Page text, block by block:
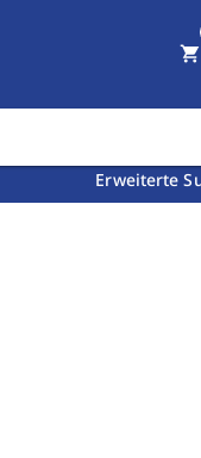
Erweiterte
shopping_cart